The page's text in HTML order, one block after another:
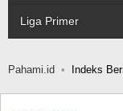
Liga Primer
Pahami.id Indeks